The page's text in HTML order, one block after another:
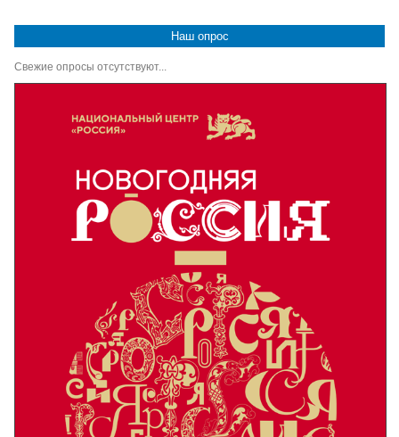
Наш опрос
Свежие опросы отсутствуют...